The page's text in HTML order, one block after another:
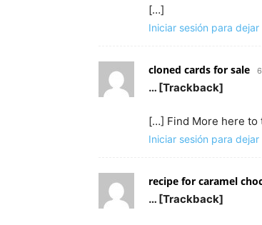
[…]
Iniciar sesión para
cloned cards for sale​
… [Trackback]
[…] Find More here to
Iniciar sesión para
recipe for caramel
… [Trackback]